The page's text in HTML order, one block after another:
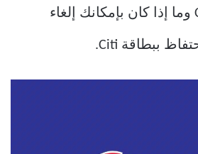
إلغاء عضوية Costco وما إذا كان بإمكانك إلغاء